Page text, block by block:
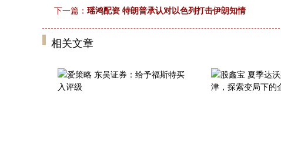
下一篇： 瑶鸿配资 特朗普承认对以色列打击伊朗知情
相关文章